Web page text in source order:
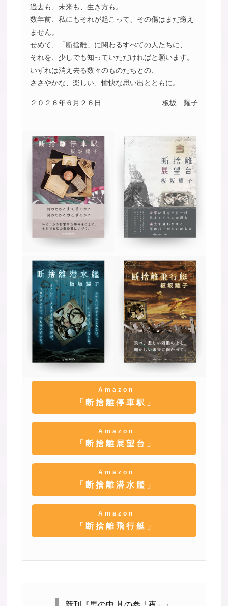
過去も、未来も、生き方も。
数年前、私にもそれが起こって、その傷はまだ癒え
ません。
せめて、「断捨離」に関わるすべての人たちに、
それを、少しでも知っていただければと願います。
いずれは消え去る数々のものたちとの、
ささやかな、楽しい、愉快な思い出とともに。
２０２６年６月２６日 板坂 耀子
Amazon
「断捨離停車駅」
Amazon
「断捨離展望台」
Amazon
「断捨離潜水艦」
Amazon
「断捨離飛行艇」